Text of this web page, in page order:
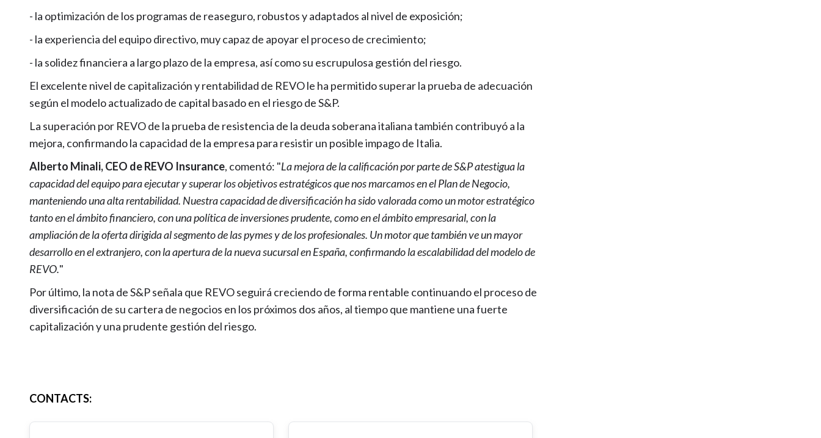
- la optimización de los programas de reaseguro, robustos y adaptados al nivel de exposición;
- la experiencia del equipo directivo, muy capaz de apoyar el proceso de crecimiento;
- la solidez financiera a largo plazo de la empresa, así como su escrupulosa gestión del riesgo.
El excelente nivel de capitalización y rentabilidad de REVO le ha permitido superar la prueba de adecuación
según el modelo actualizado de capital basado en el riesgo de S&P.
La superación por REVO de la prueba de resistencia de la deuda soberana italiana también contribuyó a la
mejora, confirmando la capacidad de la empresa para resistir un posible impago de Italia.
Alberto Minali, CEO de REVO Insurance, comentó: "La mejora de la calificación por parte de S&P atestigua la
capacidad del equipo para ejecutar y superar los objetivos estratégicos que nos marcamos en el Plan de Negocio,
manteniendo una alta rentabilidad. Nuestra capacidad de diversificación ha sido valorada como un motor estratégico
tanto en el ámbito financiero, con una política de inversiones prudente, como en el ámbito empresarial, con la
ampliación de la oferta dirigida al segmento de las pymes y de los profesionales. Un motor que también ve un mayor
desarrollo en el extranjero, con la apertura de la nueva sucursal en España, confirmando la escalabilidad del modelo de
REVO."
Por último, la nota de S&P señala que REVO seguirá creciendo de forma rentable continuando el proceso de
diversificación de su cartera de negocios en los próximos dos años, al tiempo que mantiene una fuerte
capitalización y una prudente gestión del riesgo.
CONTACTS: